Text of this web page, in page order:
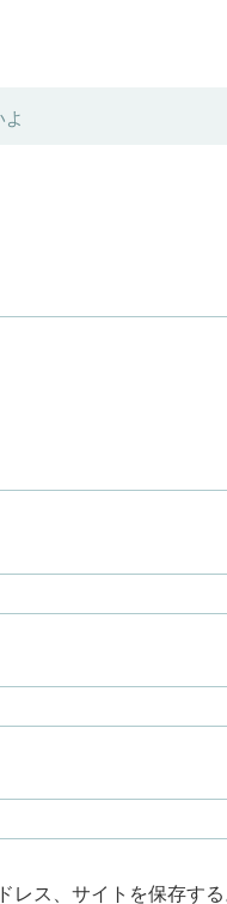
ス、サイトを保存する